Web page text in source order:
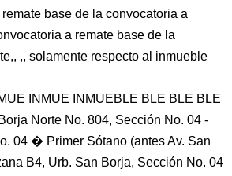
base de la convocatoria a
a remate base de la
,, solamente respecto al inmueble
INMUE INMUEBLE BLE BLE BLE
Norte No. 804, Sección No. 04 -
04 � Primer Sótano (antes Av. San
B4, Urb. San Borja, Sección No. 04